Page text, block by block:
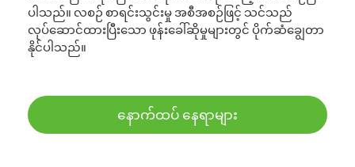
ပါသည်။ လစဉ် စာရင်းသွင်းမှု အစီအစဉ်ဖြင့် သင်သည်
လုပ်ဆောင်ထားပြီးသော ဖုန်းခေါ်ဆိုမှုများတွင် ပိုက်ဆံချွေတာ
နိုင်ပါသည်။
နောက်ထပ် နေရာများ